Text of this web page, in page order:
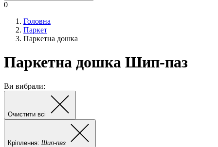
0
Головна
Паркет
Паркетна дошка
Паркетна дошка Шип-паз
Ви вибрали:
Очистити всі
Кріплення: Шип-паз